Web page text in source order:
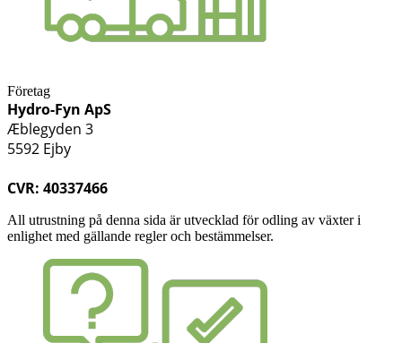
Företag
Hydro-Fyn ApS
Æblegyden 3
5592 Ejby
CVR: 40337466
All utrustning på denna sida är utvecklad för odling av växter i
enlighet med gällande regler och bestämmelser.